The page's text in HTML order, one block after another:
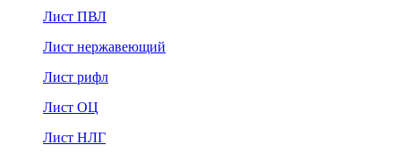
Лист ПВЛ
Лист нержавеющий
Лист рифл
Лист ОЦ
Лист НЛГ